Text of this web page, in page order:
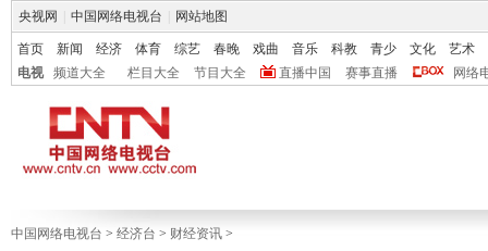
央视网 中国网络电视台 网站地图
首页 新闻 经济 体育 综艺 春晚 戏曲 音乐 科教 青少 文化
艺术
电视
频道大全 栏目大全 节目大全 直播中国 赛事直播 网络
中国网络电视台 > 经济台 > 财经资讯 >